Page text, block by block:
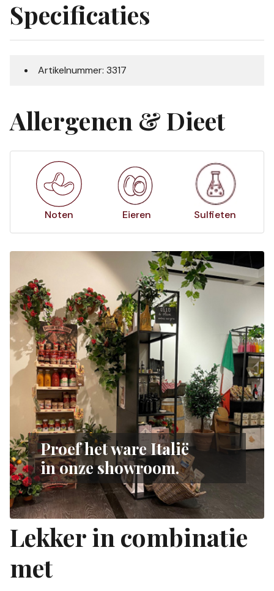
Specificaties
Artikelnummer: 3317
Allergenen & Dieet
Noten Eieren Sulfieten
Proef het ware Italië
in onze showroom.
Lekker in combinatie
met